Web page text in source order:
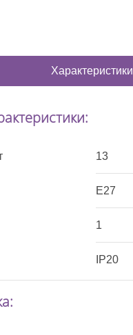
Характеристики
13
E27
1
IP20